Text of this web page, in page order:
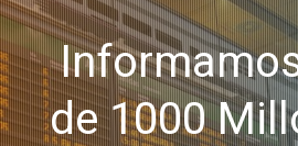
de 1000